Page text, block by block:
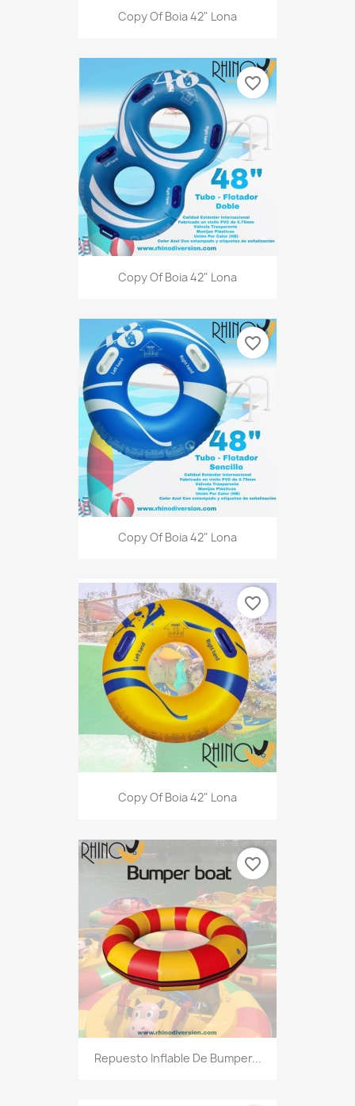
Copy Of Boia 42" Lona
Copy Of Boia 42" Lona
favorite_border
Copy Of Boia 42" Lona
favorite_border
Copy Of Boia 42" Lona
favorite_border
Repuesto Inflable De Bumper...
favorite_border